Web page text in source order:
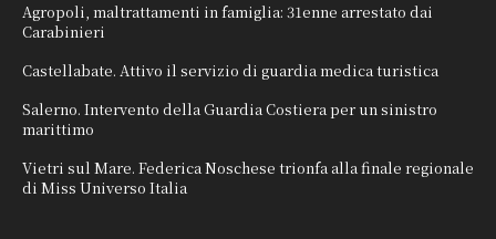
Agropoli, maltrattamenti in famiglia: 31enne arrestato dai
Carabinieri
Castellabate. Attivo il servizio di guardia medica turistica
Salerno. Intervento della Guardia Costiera per un sinistro
marittimo
Vietri sul Mare. Federica Noschese trionfa alla finale regionale
di Miss Universo Italia